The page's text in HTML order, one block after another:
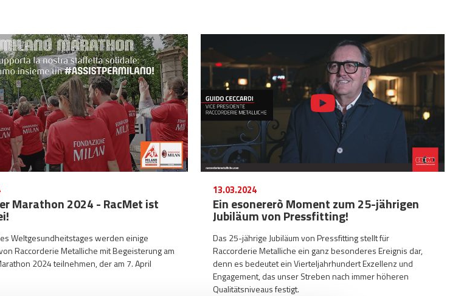
Marathon 2024 - RacMet ist
Weltgesundheitstages werden einige
Raccorderie Metalliche mit Begeisterung am
2024 teilnehmen, der am 7. April
13.03.2024
Ein esonererò Moment zum 25-jährigen
Jubiläum von Pressfitting!
Das 25-jährige Jubiläum von Pressfitting stellt für
Raccorderie Metalliche ein ganz besonderes Ereignis dar,
denn es bedeutet ein Vierteljahrhundert Exzellenz und
Engagement, das unser Streben nach immer höheren
Qualitätsniveaus festigt.